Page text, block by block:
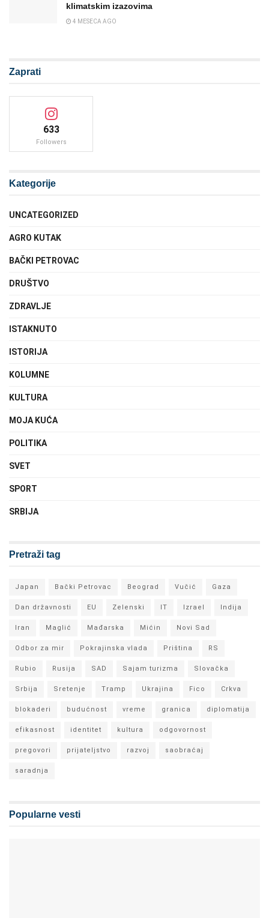
klimatskim izazovima
4 MESECA AGO
Zaprati
633
Followers
Kategorije
UNCATEGORIZED
AGRO KUTAK
BAČKI PETROVAC
DRUŠTVO
ZDRAVLJE
ISTAKNUTO
ISTORIJA
KOLUMNE
KULTURA
MOJA KUĆA
POLITIKA
SVET
SPORT
SRBIJA
Pretraži tag
Japan Bački Petrovac Beograd Vučić Gaza
Dan državnosti EU Zelenski IT Izrael Indija
Iran Maglić Mađarska Mićin Novi Sad
Odbor za mir Pokrajinska vlada Priština RS
Rubio Rusija SAD Sajam turizma Slovačka
Srbija Sretenje Tramp Ukrajina Fico Crkva
blokaderi budućnost vreme granica diplomatija
efikasnost identitet kultura odgovornost
pregovori prijateljstvo razvoj saobraćaj
saradnja
Popularne vesti